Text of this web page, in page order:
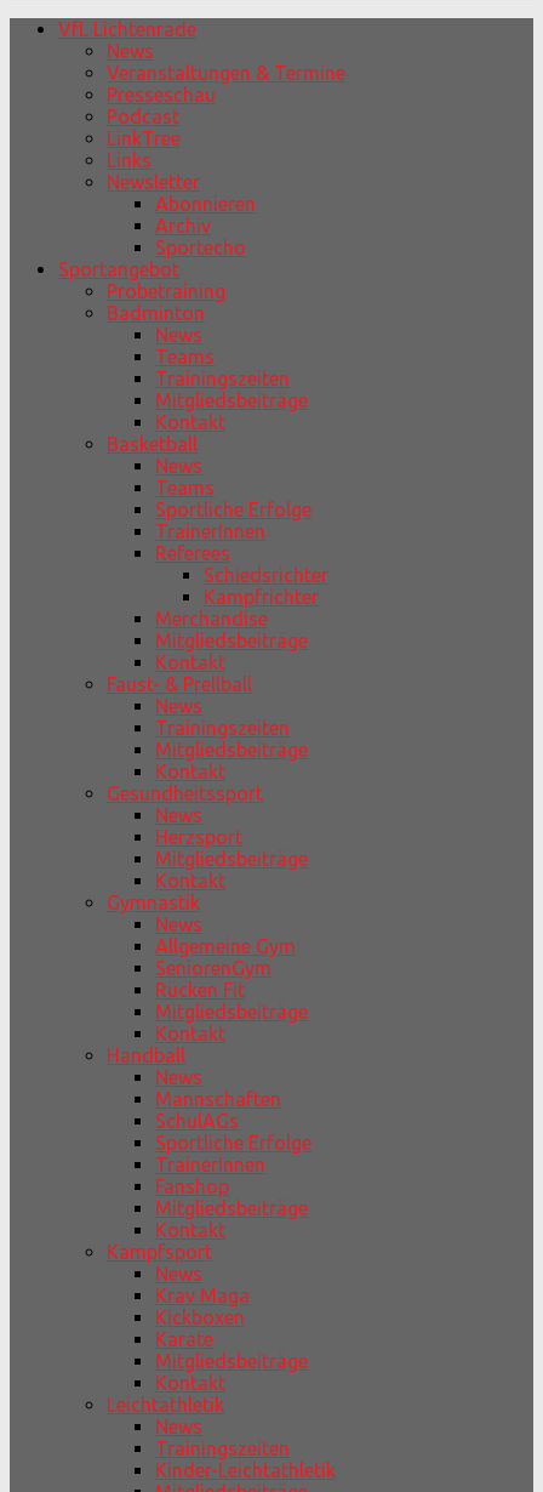
VfL Lichtenrade
News
Veranstaltungen & Termine
Presseschau
Podcast
LinkTree
Links
Newsletter
Abonnieren
Archiv
Sportecho
Sportangebot
Probetraining
Badminton
News
Teams
Trainingszeiten
Mitgliedsbeiträge
Kontakt
Basketball
News
Teams
Sportliche Erfolge
TrainerInnen
Referees
Schiedsrichter
Kampfrichter
Merchandise
Mitgliedsbeiträge
Kontakt
Faust- & Prellball
News
Trainingszeiten
Mitgliedsbeiträge
Kontakt
Gesundheitssport
News
Herzsport
Mitgliedsbeiträge
Kontakt
Gymnastik
News
Allgemeine Gym
SeniorenGym
Rücken Fit
Mitgliedsbeiträge
Kontakt
Handball
News
Mannschaften
SchulAGs
Sportliche Erfolge
TrainerInnen
Fanshop
Mitgliedsbeiträge
Kontakt
Kampfsport
News
Krav Maga
Kickboxen
Karate
Mitgliedsbeiträge
Kontakt
Leichtathletik
News
Trainingszeiten
Kinder-Leichtathletik